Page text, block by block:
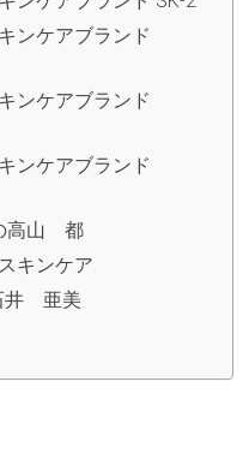
ンケアブランド
ンケアブランド
ンケアブランド
高山 都
キンケア
井 亜美